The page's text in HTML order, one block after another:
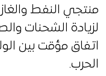
منتجي النفط
لزيادة الشحنات
اتفاق مؤقت بين
الحرب.